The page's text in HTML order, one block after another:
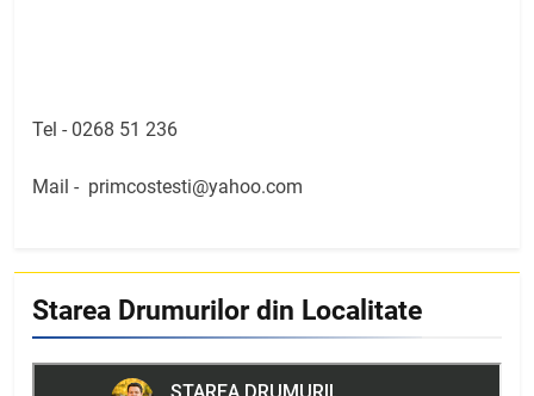
Tel - 0268 51 236
Mail - primcostesti@yahoo.com
Starea Drumurilor din Localitate